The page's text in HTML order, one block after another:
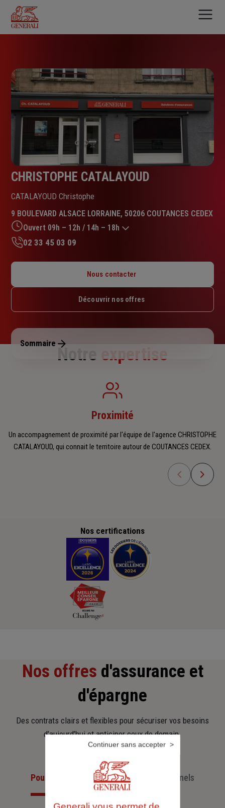
contenu
principal
CHRISTOPHE CATALAYOUD
CATALAYOUD Christophe
9 BOULEVARD ALSACE LORRAINE, 50206 COUTANCES CEDEX
Ouvert 09h – 12h / 14h – 18h
Mardi : 09h – 12h / 14h – 18h
Jeudi : 09h – 12h / 14h – 18h
Dimanche : Fermé
02 33 45 03 09
Nous contacter
Découvrir nos offres
Sommaire
Notre expertise
Proximité
Un accompagnement de proximité par l'équipe de l'agence CHRISTOPHE
CATALAYOUD, qui connait le territoire autour de COUTANCES CEDEX.
Nos certifications
Nos offres d'assurance et
d'épargne
Des contrats clairs et flexibles pour sécuriser vos besoins
d’aujourd’hui et anticiper ceux de demain.
Pour les particuliersPour les professionnels
Continuer sans accepter